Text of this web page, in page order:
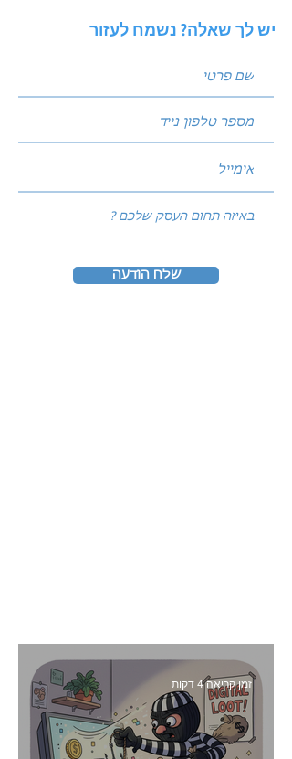
יש לך שאלה? נשמח לעזור
שלח הודעה
זמן קריאה 4 דקות